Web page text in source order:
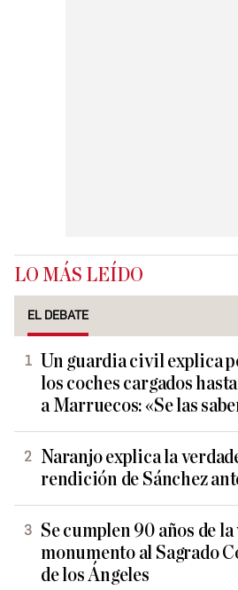
LO MÁS LEÍDO
EL DEBATE
Un guardia civil explica
los coches cargados
a Marruecos: «Se las
Naranjo explica la
rendición de Sánchez
Se cumplen 90 años de
monumento al Sagrado
de los Ángeles